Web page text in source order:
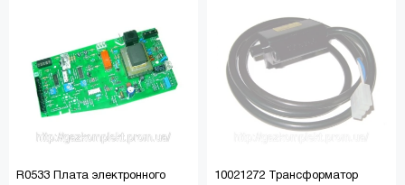
R0533 Плата электронного
10021272 Трансформатор